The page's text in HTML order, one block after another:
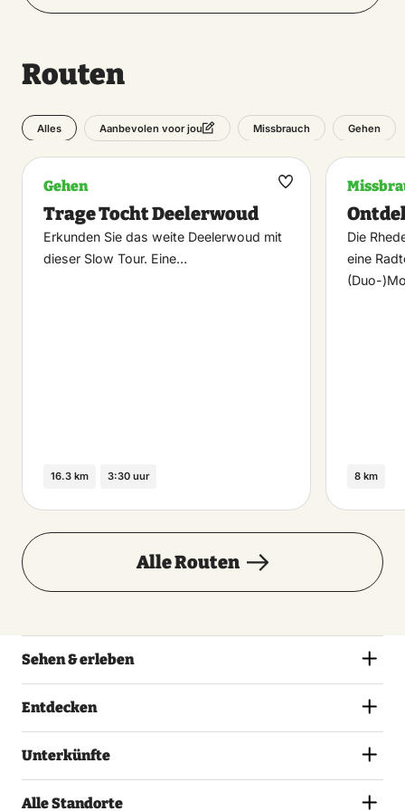
Routen
Alles Aanbevolen voor jou Missbrauch Gehen
Gehen
Trage Tocht Deelerwoud
Erkunden Sie das weite Deelerwoud mit
dieser Slow Tour. Eine…
16.3 km 3:30 uur
Maak
Die
eine
(Duo-
8 km
Alle Routen
Sehen & erleben
Entdecken
Unterkünfte
Alle Standorte